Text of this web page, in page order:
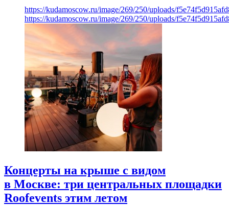
https://kudamoscow.ru/image/269/250/uploads/
https://kudamoscow.ru/image/269/250/uploads/
Концерты на крыше с видом
в Москве: три центральных площадки
Roofevents этим летом